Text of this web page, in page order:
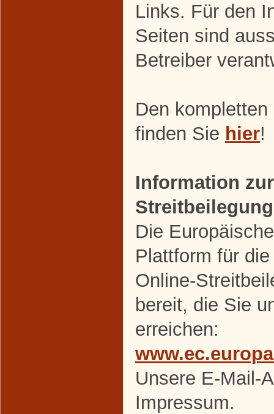
Links. Für den
Seiten sind
Betreiber
Den
finden Sie hier!
Information
Die
Plattform für
Online-
bereit, die Sie
erreichen:
Unsere E-Mail-
Impressum.